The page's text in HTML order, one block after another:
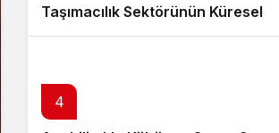
Taşımacılık Sektörünün Küresel
Tedarik Zincirini Dijital
4